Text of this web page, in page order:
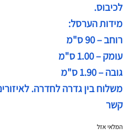
לכיבוס.
מידות הערסל:
רוחב – 90 ס"מ
עומק – 1.00 ס"מ
גובה – 1.90 ס"מ
משלוח בין גדרה לחדרה.
קשר
המלאי אזל